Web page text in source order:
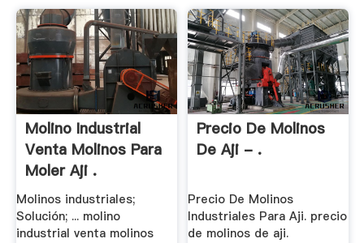
Molino Industrial
Venta Molinos Para
Moler Aji .
Molinos industriales;
Solución; ... molino
industrial venta molinos
Precio De Molinos
De Aji - .
Precio De Molinos
Industriales Para Aji. precio
de molinos de aji.